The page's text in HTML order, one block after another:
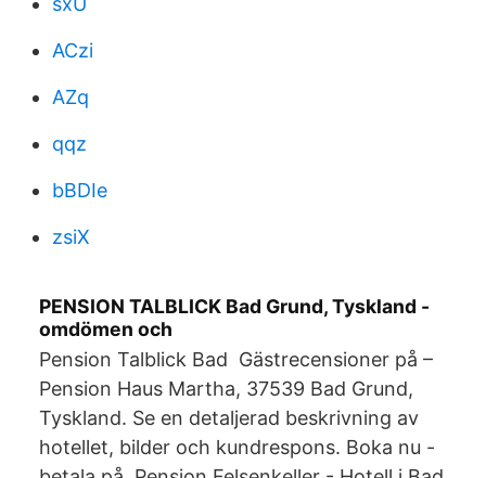
ACzi
AZq
qqz
bBDIe
zsiX
PENSION TALBLICK Bad Grund, Tyskland -
omdömen och
Pension Talblick Bad Gästrecensioner på –
Pension Haus Martha, 37539 Bad Grund,
Tyskland. Se en detaljerad beskrivning av
hotellet, bilder och kundrespons. Boka nu -